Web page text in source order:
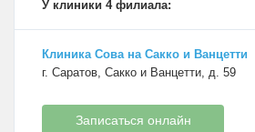
У клиники 4 филиала:
Клиника Сова на Сакко и Ванцетти
г. Саратов, Сакко и Ванцетти, д. 59
Записаться онлайн